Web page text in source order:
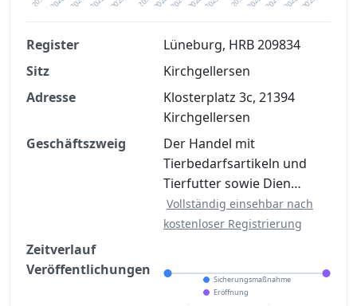
Finanzkennzahlen nach kostenloser
Registrierung verfügbar
Jetzt kostenlos registrieren
Register
Lüneburg, HRB 209834
Sitz
Kirchgellersen
Adresse
Klosterplatz 3c, 21394
Kirchgellersen
Geschäftszweig
Der Handel mit
Tierbedarfsartikeln und
Tierfutter sowie Dien…
Vollständig einsehbar nach
kostenloser Registrierung
Zeitverlauf
Veröffentlichungen
Sicherungsmaßnahme
Eröffnung